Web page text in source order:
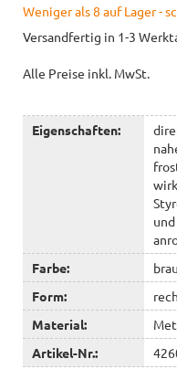
Weniger als 8 auf Lager -
Versandfertig in 1-3
Alle Preise inkl. MwSt.
Eigenschaften:
Farbe:
Form:
Material:
Artikel-Nr.: